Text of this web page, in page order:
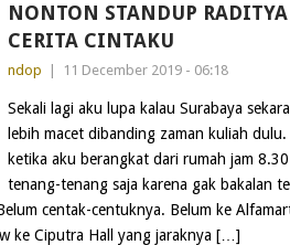
NONTON STANDUP
CERITA CINTAKU
ndop 11 December 2019 - 06:18
Sekali lagi aku lupa kalau Surabaya
lebih macet dibanding zaman kuliah dulu.
ketika aku berangkat dari rumah jam
tenang-tenang saja karena gak bakalan
centak-centuknya. Belum ke
ke Ciputra Hall yang jaraknya […]